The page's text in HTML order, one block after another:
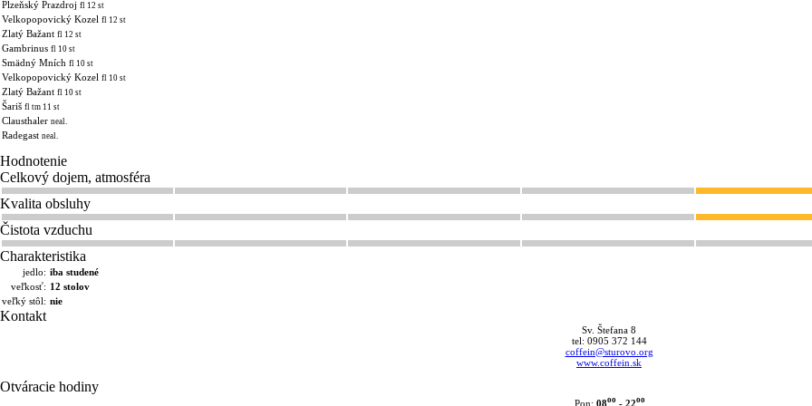
Plzeňský Prazdroj fl 12 st
Velkopopovický Kozel fl 12 st
Zlatý Bažant fl 12 st
Gambrinus fl 10 st
Smädný Mních fl 10 st
Velkopopovický Kozel fl 10 st
Zlatý Bažant fl 10 st
Šariš fl tm 11 st
Clausthaler neal.
Radegast neal.
Hodnotenie
Celkový dojem, atmosféra
Kvalita obsluhy
Čistota vzduchu
Charakteristika
jedlo: iba studené
veľkosť: 12 stolov
veľký stôl: nie
Kontakt
Sv. Štefana 8
tel: 0905 372 144
coffein@sturovo.org
www.coffein.sk
Otváracie hodiny
Pon: 08oo- 22oo